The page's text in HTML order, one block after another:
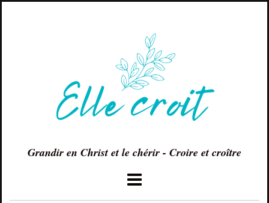
Grandir en Christ et le chérir - Croire et croître